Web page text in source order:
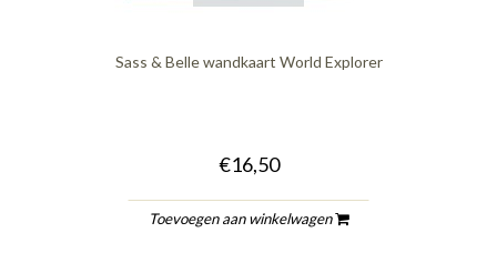
Sass & Belle wandkaart World Explorer
€16,50
Toevoegen aan winkelwagen